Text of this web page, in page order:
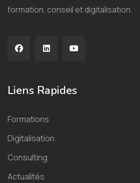
formation, conseil et digitalisation.
Liens Rapides
Formations
Digitalisation
Consulting
Actualités